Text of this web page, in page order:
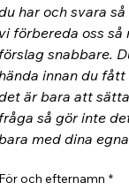
har och svara
förbereda oss
snabbare.
innan du fått
är bara att
så gör inte
med dina
och efternamn *